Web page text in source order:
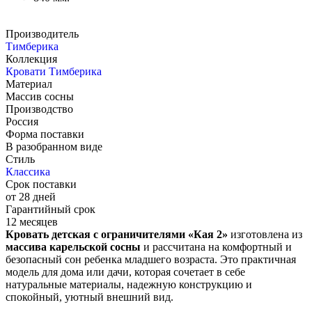
Производитель
Тимберика
Коллекция
Кровати Тимберика
Материал
Массив сосны
Производство
Россия
Форма поставки
В разобранном виде
Стиль
Классика
Срок поставки
от 28 дней
Гарантийный срок
12 месяцев
Кровать детская с ограничителями «Кая 2» изготовлена из
массива карельской сосны и рассчитана на комфортный и
безопасный сон ребенка младшего возраста. Это практичная
модель для дома или дачи, которая сочетает в себе
натуральные материалы, надежную конструкцию и
спокойный, уютный внешний вид.